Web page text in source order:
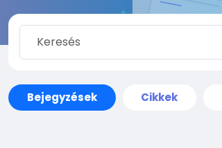
Bejegyzések Cikkek